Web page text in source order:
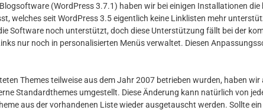
(WordPress 3.7.1) haben wir bei einigen Installationen die
welches seit WordPress 3.5 eigentlich keine Linklisten mehr
Software noch unterstützt, doch diese Unterstützung fällt bei der
nur noch in personalisierten Menüs verwaltet. Diesen
Themes teilweise aus dem Jahr 2007 betrieben wurden, haben
Standardthemes umgestellt. Diese Änderung kann natürlich von
aus der vorhandenen Liste wieder ausgetauscht werden. Sollte